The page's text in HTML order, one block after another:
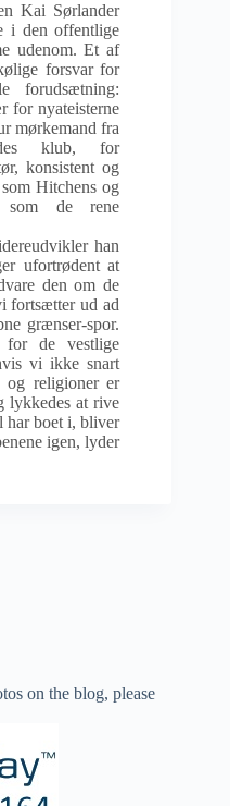
Kai Sørlander
i den offentlige
udenom. Et af
forsvar for
forudsætning:
for nyateisterne
mørkemand fra
klub, for
konsistent og
Hitchens og
de rene
han
ufortrødent at
den om de
fortsætter ud ad
grænser-spor.
for de vestlige
vi ikke snart
og religioner er
lykkedes at rive
har boet i, bliver
igen, lyder
on the blog, please